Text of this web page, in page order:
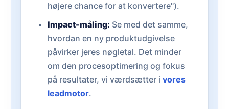
højere chance for at konvertere").
Impact-måling: Se med det samme,
hvordan en ny produktudgivelse
påvirker jeres nøgletal. Det minder
om den procesoptimering og fokus
på resultater, vi værdsætter i vores
leadmotor.